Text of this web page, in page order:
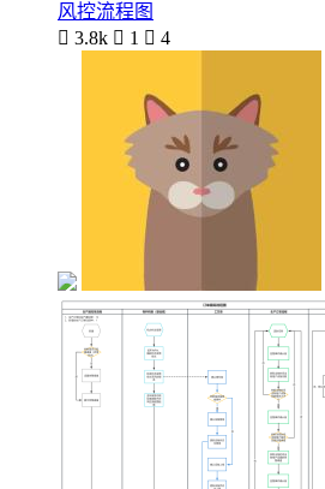
风控流程图
 3.8k  1  4